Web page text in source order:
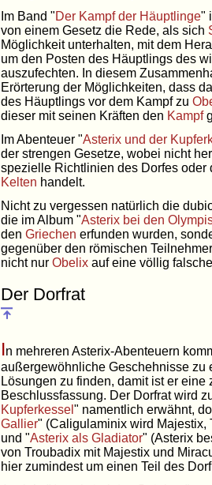
Im Band "Der Kampf der Häuptlinge"
von einem Gesetz die Rede, als sich
Möglichkeit unterhalten, mit dem
um den Posten des Häuptlings des
auszufechten. In diesem
Erörterung der Möglichkeiten, dass
des Häuptlings vor dem Kampf zu
dieser mit seinen Kräften den Kampf
Im Abenteuer "Asterix und der
der strengen Gesetze, wobei nicht
spezielle Richtlinien des Dorfes oder
Kelten handelt.
Nicht zu vergessen natürlich die
die im Album "Asterix bei den
den Griechen erfunden wurden,
gegenüber den römischen
nicht nur Obelix auf eine völlig
Der Dorfrat
In mehreren Asterix-Abenteuern
außergewöhnliche Geschehnisse zu
Lösungen zu finden, damit ist er eine
Beschlussfassung. Der Dorfrat wird
Kupferkessel " namentlich erwähnt,
Gallier" (Caligulaminix wird Majestix,
und "Asterix als Gladiator" (Asterix
von Troubadix mit Majestix und
hier zumindest um einen Teil des